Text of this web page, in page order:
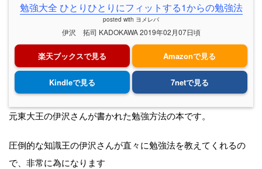
勉強大全 ひとりひとりにフィットする1からの勉強法
posted with ヨメレバ
伊沢 拓司 KADOKAWA 2019年02月07日頃
楽天ブックスで見る Amazonで見る
Kindleで見る 7netで見る
元東大王の伊沢さんが書かれた勉強方法の本です。
圧倒的な知識王の伊沢さんが直々に勉強法を教えてくれるの
で、非常に為になります